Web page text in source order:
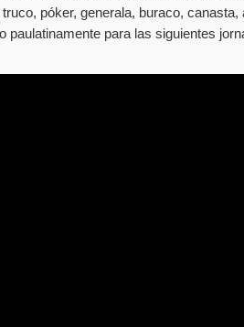
póker, generala, buraco,
paulatinamente para las siguientes